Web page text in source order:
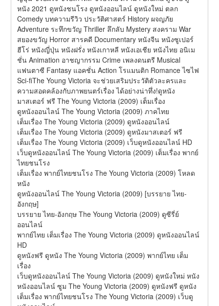
หนัง 2021 ดูหนังชนโรง ดูหนังออนไลน์ ดูหนังใหม่ ตลก
Comedy บทความรีวิว ประวัติศาสตร์ History ผจญภัย
Adventure ระทึกขวัญ Thriller ลึกลับ Mystery สงคราม War
สยองขวัญ Horror สารคดี Documentary หนังจีน หนังซูเปอร์
ฮีโร่ หนังญี่ปุ่น หนังฝรั่ง หนังเกาหลี หนังเอเชีย หนังไทย อนิเม
ชั่น Animation อาชญากรรม Crime เพลงดนตรี Musical
แฟนตาซี Fantasy แอคชั่น Action โรแมนติก Romance ไซไฟ
Sci-fiThe Young Victoria จะช่วยเสริมประวัติตัวละครและ
ความสอดคล้องกับภาพยนตร์เรื่อง ได้อย่างน่าทึ่ง!ดูหนัง
มาสเตอร์ ฟรี The Young Victoria (2009) เต็มเรื่อง
ดูหนังออนไลน์ The Young Victoria (2009) ภาคไทย
เต็มเรื่อง The Young Victoria (2009) ดูหนังออนไลน์
เต็มเรื่อง The Young Victoria (2009) ดูหนังมาสเตอร์ ฟรี
เต็มเรื่อง The Young Victoria (2009) เว็บดูหนังออนไลน์ HD
เว็บดูหนังออนไลน์ The Young Victoria (2009) เต็มเรื่อง พากย์
ไทยชนโรง
เต็มเรื่อง พากย์ไทยชนโรง The Young Victoria (2009) โหลด
หนัง
ดูหนังออนไลน์ The Young Victoria (2009) [บรรยาย ไทย-
อังกฤษ]
บรรยาย ไทย-อังกฤษ The Young Victoria (2009) ดูซีรี่ย์
ออนไลน์
พากย์ไทย เต็มเรื่อง The Young Victoria (2009) ดูหนังออนไลน์
HD
ดูหนังฟรี ดูหนัง The Young Victoria (2009) พากย์ไทย เต็ม
เรื่อง
เว็บดูหนังออนไลน์ The Young Victoria (2009) ดูหนังใหม่ หนัง
หนังออนไลน์ ซูม The Young Victoria (2009) ดูหนังฟรี ดูหนัง
เต็มเรื่อง พากย์ไทยชนโรง The Young Victoria (2009) เว็บดู